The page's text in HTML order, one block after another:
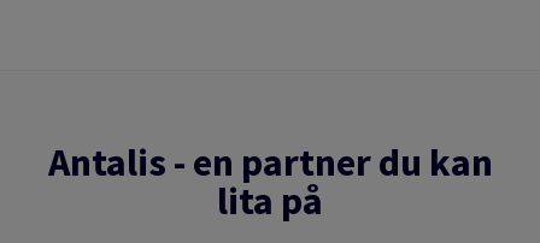
Antalis - en partner du kan
lita på